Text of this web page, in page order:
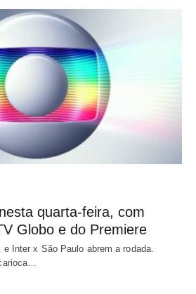
quarta-feira, com
Globo e do Premiere
e Inter x São Paulo abrem a rodada.